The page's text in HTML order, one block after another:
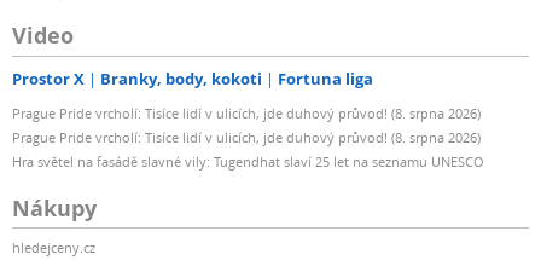
Video
Prostor X Branky, body, kokoti Fortuna liga
Prague Pride vrcholí: Tisíce lidí v ulicích, jde duhový průvod! (8. srpna 2026)
Prague Pride vrcholí: Tisíce lidí v ulicích, jde duhový průvod! (8. srpna 2026)
Hra světel na fasádě slavné vily: Tugendhat slaví 25 let na seznamu UNESCO
Nákupy
hledejceny.cz